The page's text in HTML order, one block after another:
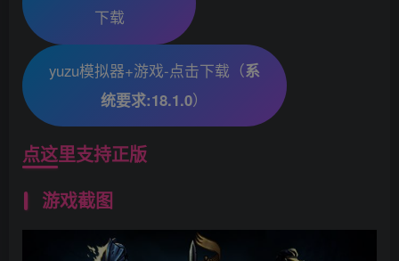
下载
yuzu模拟器+游戏-点击下载（系
统要求:18.1.0）
点这里支持正版
游戏截图